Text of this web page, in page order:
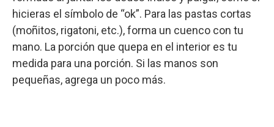
hicieras el símbolo de “ok”. Para las pastas cortas
(moñitos, rigatoni, etc.), forma un cuenco con tu
mano. La porción que quepa en el interior es tu
medida para una porción. Si las manos son
pequeñas, agrega un poco más.